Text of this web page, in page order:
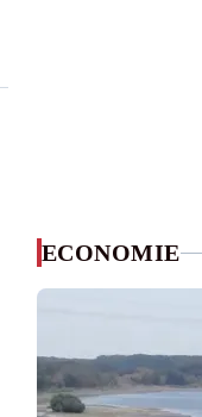
ECONOMIE